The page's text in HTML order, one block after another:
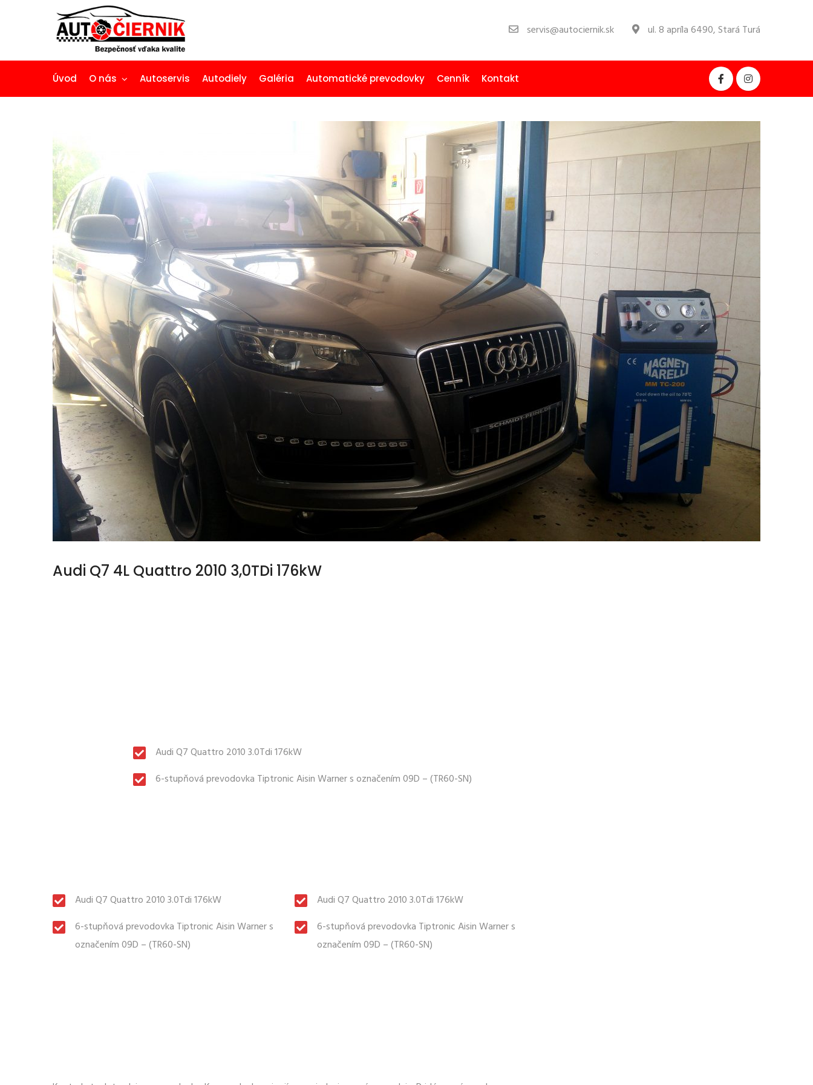
servis@autociernik.sk ul. 8 apríla 6490, Stará Turá
Úvod O nás Autoservis Autodiely Galéria Automatické prevodovky Cenník Kontakt
Audi Q7 4L Quattro 2010 3,0TDi 176kW
Audi Q7 Quattro 2010 3.0Tdi 176kW
6-stupňová prevodovka Tiptronic Aisin Warner s označením 09D – (TR60-SN)
Audi Q7 Quattro 2010 3.0Tdi 176kW
6-stupňová prevodovka Tiptronic Aisin Warner s
označením 09D – (TR60-SN)
Audi Q7 Quattro 2010 3.0Tdi 176kW
6-stupňová prevodovka Tiptronic Aisin Warner s
označením 09D – (TR60-SN)